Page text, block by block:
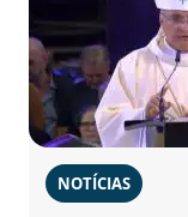
NOTÍCIAS